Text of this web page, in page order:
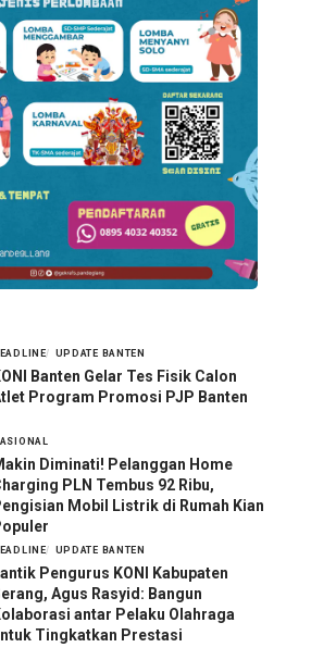
UPDATE BANTEN
Banten Gelar Tes Fisik Calon
Program Promosi PJP Banten
Diminati! Pelanggan Home
PLN Tembus 92 Ribu,
Mobil Listrik di Rumah Kian
UPDATE BANTEN
Pengurus KONI Kabupaten
Agus Rasyid: Bangun
antar Pelaku Olahraga
Tingkatkan Prestasi